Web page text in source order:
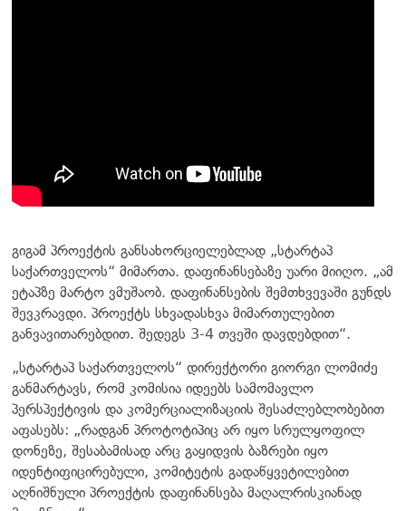
გიგამ პროექტის განსახორციელებლად „სტარტაპ
საქართველოს“ მიმართა. დაფინანსებაზე უარი მიიღო. „ამ
ეტაპზე მარტო ვმუშაობ. დაფინანსების შემთხვევაში გუნდს
შევკრავდი. პროექტს სხვადასხვა მიმართულებით
განვავითარებდით. შედეგს 3-4 თვეში დავდებდით“.
„სტარტაპ საქართველოს“ დირექტორი გიორგი ლომიძე
განმარტავს, რომ კომისია იდეებს სამომავლო
პერსპექტივის და კომერციალიზაციის შესაძლებლობებით
აფასებს: „რადგან პროტოტიპიც არ იყო სრულყოფილ
დონეზე, შესაბამისად არც გაყიდვის ბაზრები იყო
იდენტიფიცირებული, კომიტეტის გადაწყვეტილებით
აღნიშნული პროექტის დაფინანსება მაღალრისკიანად